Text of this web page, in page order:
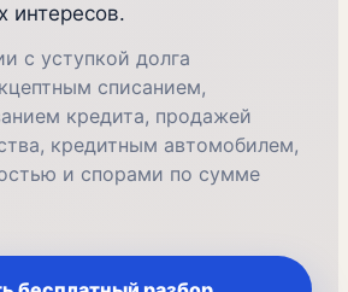
интересов.
с уступкой долга
списанием,
кредита, продажей
кредитным автомобилем,
и спорами по сумме